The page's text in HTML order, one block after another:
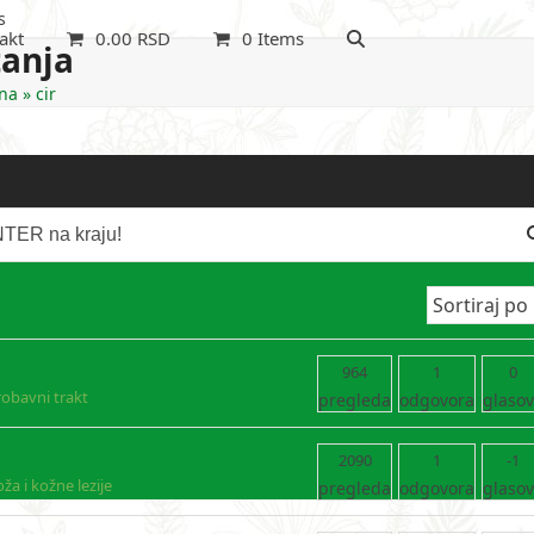
0.00 RSD 0 Items
» cir
trakt
964
pregleda
1
odgovora
0
i kožne lezije
2090
pregleda
1
odgovora
-1